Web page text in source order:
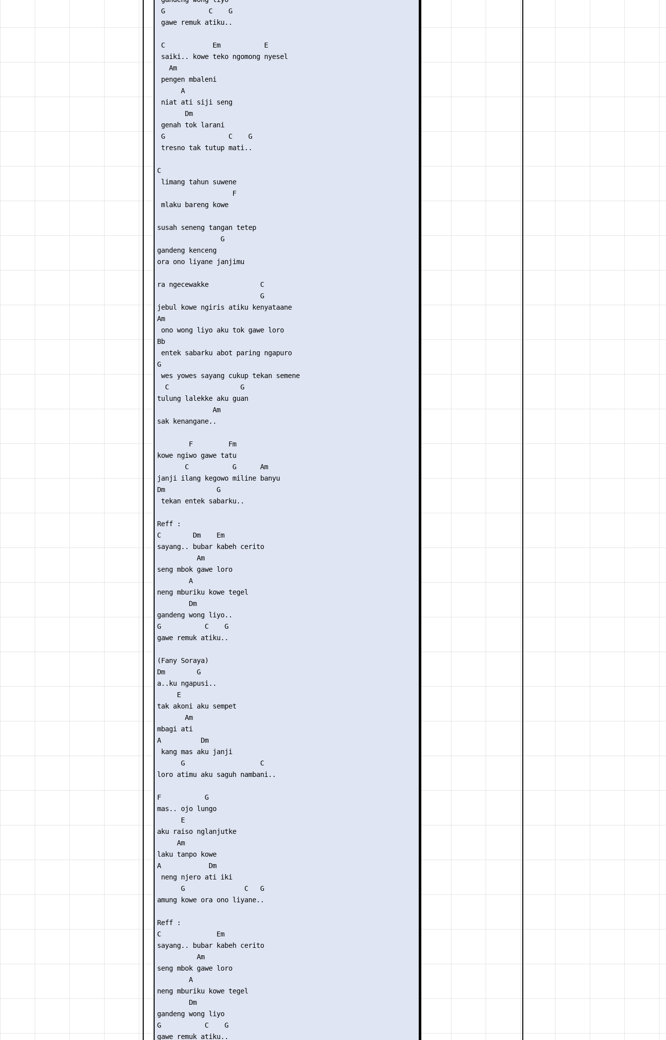
G           C    G
gawe remuk atiku..
C            Em           E
saiki.. kowe teko ngomong nyesel
   Am
pengen mbaleni
      A
niat ati siji seng
       Dm
genah tok larani
G                C    G
tresno tak tutup mati..
C
limang tahun suwene
                   F
mlaku bareng kowe
susah seneng tangan tetep
                G
gandeng kenceng
ora ono liyane janjimu
ra ngecewakke             C
                          G
jebul kowe ngiris atiku kenyataane
Am
ono wong liyo aku tok gawe loro
Bb
entek sabarku abot paring ngapuro
G
wes yowes sayang cukup tekan semene
  C                  G
tulung lalekke aku guan
              Am
sak kenangane..
        F         Fm
kowe ngiwo gawe tatu
       C           G      Am
janji ilang kegowo miline banyu
Dm             G
tekan entek sabarku..
Reff :
C        Dm    Em
sayang.. bubar kabeh cerito
          Am
seng mbok gawe loro
        A
neng mburiku kowe tegel
        Dm
gandeng wong liyo..
G           C    G
gawe remuk atiku..
(Fany Soraya)
Dm        G
a..ku ngapusi..
     E
tak akoni aku sempet
       Am
mbagi ati
A          Dm
kang mas aku janji
      G                   C
loro atimu aku saguh nambani..
F           G
mas.. ojo lungo
      E
aku raiso nglanjutke
     Am
laku tanpo kowe
A            Dm
neng njero ati iki
      G               C   G
amung kowe ora ono liyane..
Reff :
C              Em
sayang.. bubar kabeh cerito
          Am
seng mbok gawe loro
        A
neng mburiku kowe tegel
        Dm
gandeng wong liyo
G           C    G
gawe remuk atiku..